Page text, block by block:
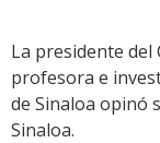
La presidente del
profesora e
de Sinaloa opinó
Sinaloa.